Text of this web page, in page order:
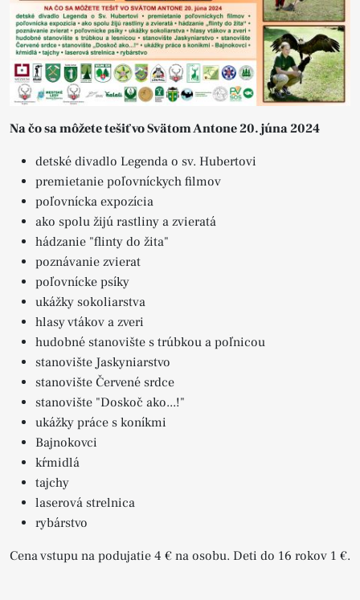
Na čo sa môžete tešiť vo Svätom Antone 20. júna 2024
detské divadlo Legenda o sv. Hubertovi
premietanie poľovníckych filmov
poľovnícka expozícia
ako spolu žijú rastliny a zvieratá
hádzanie "flinty do žita"
poznávanie zvierat
poľovnícke psíky
ukážky sokoliarstva
hlasy vtákov a zveri
hudobné stanovište s trúbkou a poľnicou
stanovište Jaskyniarstvo
stanovište Červené srdce
stanovište "Doskoč ako...!"
ukážky práce s koníkmi
Bajnokovci
kŕmidlá
tajchy
laserová strelnica
rybárstvo
Cena vstupu na podujatie 4 € na osobu. Deti do 16 rokov 1 €.